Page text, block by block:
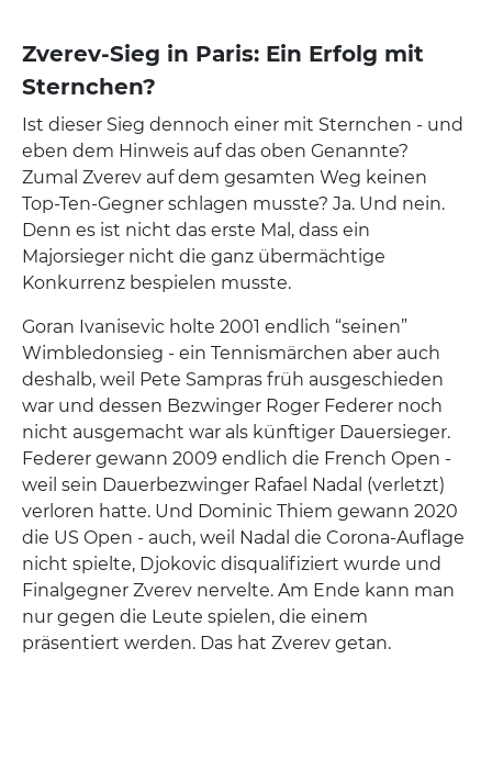
Zverev-Sieg in Paris: Ein Erfolg mit
Sternchen?
Ist dieser Sieg dennoch einer mit Sternchen - und
eben dem Hinweis auf das oben Genannte?
Zumal Zverev auf dem gesamten Weg keinen
Top-Ten-Gegner schlagen musste? Ja. Und nein.
Denn es ist nicht das erste Mal, dass ein
Majorsieger nicht die ganz übermächtige
Konkurrenz bespielen musste.
Goran Ivanisevic holte 2001 endlich “seinen”
Wimbledonsieg - ein Tennismärchen aber auch
deshalb, weil Pete Sampras früh ausgeschieden
war und dessen Bezwinger Roger Federer noch
nicht ausgemacht war als künftiger Dauersieger.
Federer gewann 2009 endlich die French Open -
weil sein Dauerbezwinger Rafael Nadal (verletzt)
verloren hatte. Und Dominic Thiem gewann 2020
die US Open - auch, weil Nadal die Corona-Auflage
nicht spielte, Djokovic disqualifiziert wurde und
Finalgegner Zverev nervelte. Am Ende kann man
nur gegen die Leute spielen, die einem
präsentiert werden. Das hat Zverev getan.